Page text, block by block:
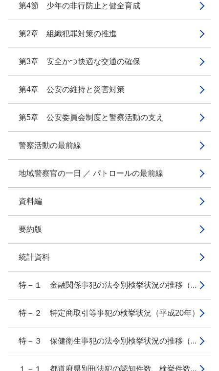
第4節 少年の非行防止と健全育成
第2章 組織犯罪対策の推進
第3章 安全かつ快適な交通の確保
第4章 公安の維持と災害対策
第5章 公安委員会制度と警察活動の支え
警察活動の最前線
地域警察官の一日 ／ パトロールの最前線
資料編
要約版
統計資料
特－１ 金融関係事犯の法令別検挙状況の推移（...
特－２ 特定商取引等事犯の検挙状況（平成20年）
特－３ 保健衛生事犯の法令別検挙状況の推移（...
１－１ 都道府県別刑法犯の認知件数、検挙件数...